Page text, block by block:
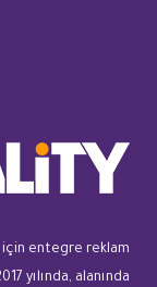
için entegre reklam
yılında, alanında